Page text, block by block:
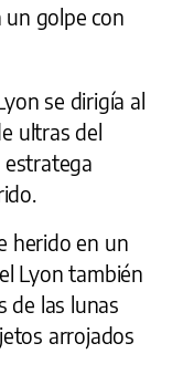
un golpe con
se dirigía al
ultras del
estratega
herido en un
Lyon también
de las lunas
arrojados